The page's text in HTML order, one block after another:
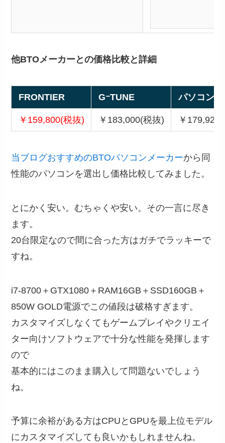
他BTOメーカーとの価格比較と詳細
FRONTIER GｰTUNE パソコン
￥159,800(税抜) ￥183,000(税抜) ￥
当ブログおすすめのBTOパソコンメーカーから同
性能のパソコンを選出し価格比較してみました。
とにかく安い。むちゃくや安い。その一言に尽き
ます。
20台限定なので間に合った方はガチでラッキーで
すね。
i7-8700＋GTX1080＋RAM16GB＋SSD160GB＋
850W GOLD電源でこの値段は破格すぎます。
カスタマイズしなくてもゲームプレイやクリエイ
ター向けソフトウェアで十分な性能を発揮します
ので
基本的にはこのまま購入して問題ないでしょう
ね。
予算に余裕がある方はCPUとGPUを最上位モデル
にカスタマイズしても良いかもしれませんね。